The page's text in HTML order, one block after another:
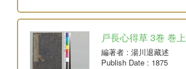
戸長心得草 3巻 巻上
編著者: 湯川退藏述
Publish Date: 1875